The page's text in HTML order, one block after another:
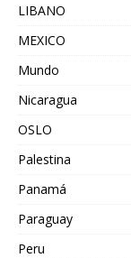
LIBANO
MEXICO
Mundo
Nicaragua
OSLO
Palestina
Panamá
Paraguay
Peru